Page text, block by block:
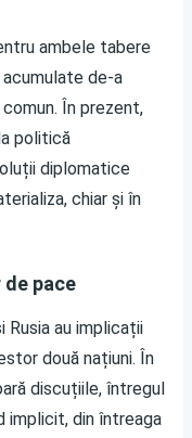
ambele tabere
de-a
În prezent,
politică
diplomatice
chiar și în
pace
Rusia au implicații
două națiuni. În
discuțiile, întregul
implicit, din întreaga